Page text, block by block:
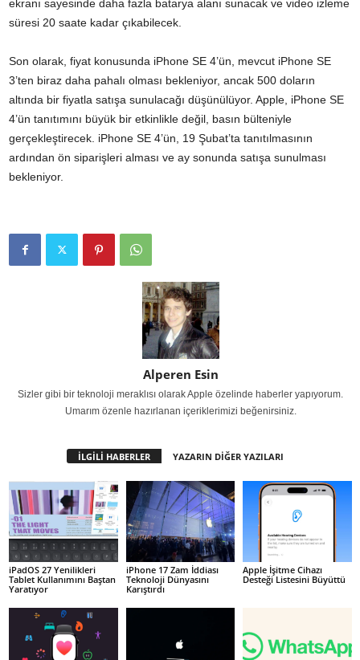
ekranı sayesinde daha fazla batarya alanı sunacak ve video izleme
süresi 20 saate kadar çıkabilecek.
Son olarak, fiyat konusunda iPhone SE 4’ün, mevcut iPhone SE
3’ten biraz daha pahalı olması bekleniyor, ancak 500 doların
altında bir fiyatla satışa sunulacağı düşünülüyor. Apple, iPhone SE
4’ün tanıtımını büyük bir etkinlikle değil, basın bülteniyle
gerçekleştirecek. iPhone SE 4’ün, 19 Şubat’ta tanıtılmasının
ardından ön siparişleri alması ve ay sonunda satışa sunulması
bekleniyor.
Alperen Esin
Sizler gibi bir teknoloji meraklısı olarak Apple özelinde haberler yapıyorum.
Umarım özenle hazırlanan içeriklerimizi beğenirsiniz.
İLGİLİ HABERLER YAZARIN DİĞER YAZILARI
iPadOS 27 Yenilikleri
Tablet Kullanımını Baştan
Yaratıyor
iPhone 17 Zam İddiası
Teknoloji Dünyasını
Karıştırdı
Apple İşitme Cihazı
Desteği Listesini Büyüttü